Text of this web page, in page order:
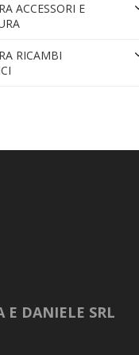
ACCESSORI E
RICAMBI
E DANIELE SRL